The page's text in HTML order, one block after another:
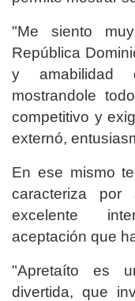
"Me siento
República
y amabilidad
mostrandole
competitivo y
externó,
En ese mismo
caracteriza
excelente
aceptación que
"Apretaíto es
divertida, que